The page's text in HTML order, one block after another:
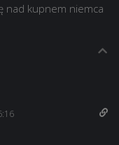
nad kupnem niemca